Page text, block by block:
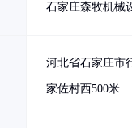
石家庄森牧机械
河北省石家庄市
家佐村西500米